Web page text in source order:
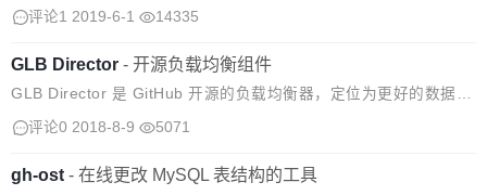
较程序代码。 使用方法： Parse Diff Graph 支持的编程语言：
评论1 2019-6-1 14335
GLB Director - 开源负载均衡组件
GLB Director 是 GitHub 开源的负载均衡器，定位为更好的数据中
心负载均衡器。 GLB Director 是第4层负载均衡器，可在大量物理
评论0 2018-8-9 5071
gh-ost - ​在线更改 MySQL 表结构的工具